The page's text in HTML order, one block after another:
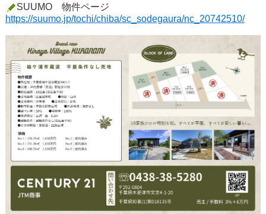
SUUMO 物件ページ
https://suumo.jp/tochi/chiba/sc_sodegaura/nc_20742510/